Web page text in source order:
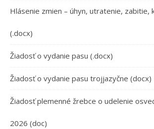
Hlásenie zmien – úhyn, utratenie, zabitie,
(.docx)
Žiadosť o vydanie pasu (.docx)
Žiadosť o vydanie pasu trojjazyčne (docx)
Žiadosť plemenné žrebce o udelenie
2026 (doc)